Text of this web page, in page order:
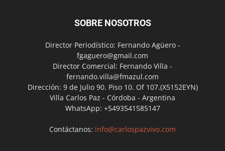
SOBRE NOSOTROS
Director Periodístico: Fernando Agüero -
fgaguero@gmail.com
Director Comercial: Fernando Villa -
fernando.villa@fmazul.com
Dirección: 9 de Julio 90. Piso 10. Of 107.(X5152EYN)
Villa Carlos Paz - Córdoba - Argentina
WhatsApp: +5493541585147
Contáctanos: info@carlospazvivo.com